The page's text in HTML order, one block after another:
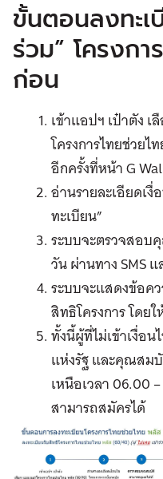
ขั้นตอนลงทะเ
ร่วม” โครงก
ก่อน
เข้าแอปฯ เป๋าตัง
โครงการไทยช่วย
อีกครั้งที่หน้า G
อ่านรายละเอียดเงื่
ทะเบียน”
ระบบจะตรวจสอบ
วัน ผ่านทาง SMS
ระบบจะแสดงข้อค
สิทธิโครงการ โดย
ทั้งนี้ผู้ที่ไม่เข้าเงื่อ
แห่งรัฐ และคุณสมบั
เหนือเวลา 06.00
สามารถสมัครได้